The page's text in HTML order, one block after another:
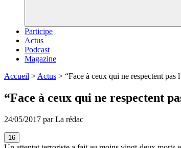
Participe
Actus
Podcast
Magazine
Accueil > Actus > “Face à ceux qui ne respectent pas
“Face à ceux qui ne respectent
24/05/2017 par La rédac
16